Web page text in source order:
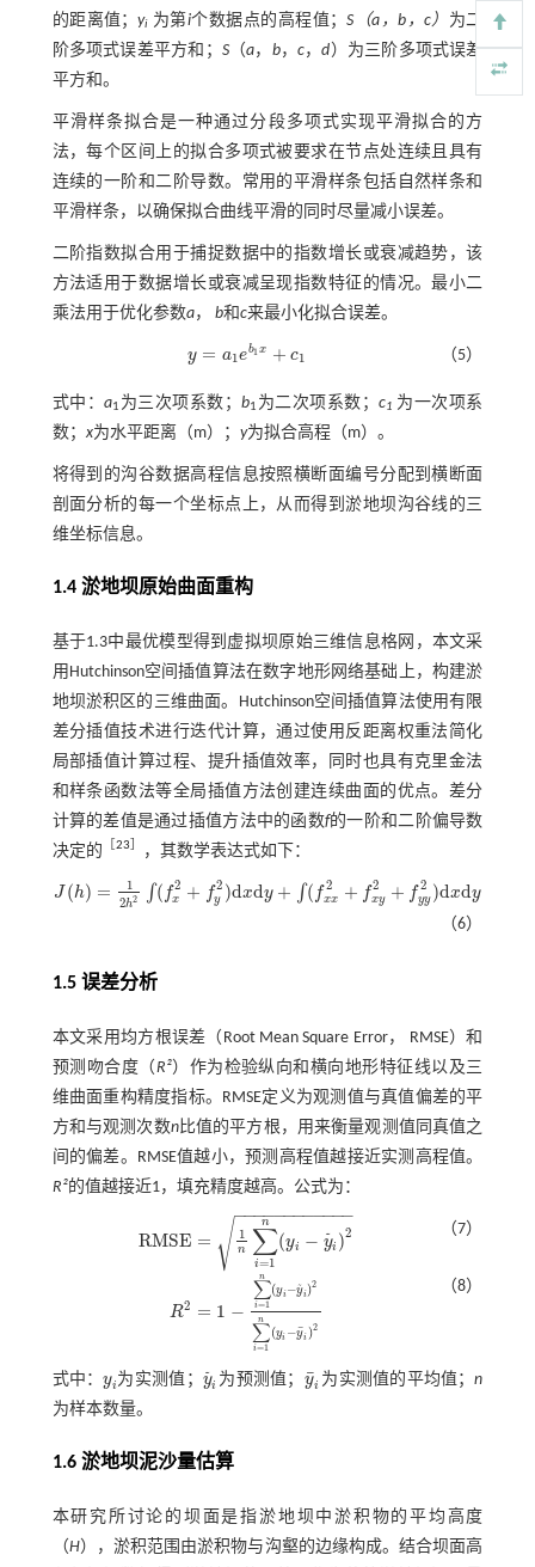
的距离值；yi 为第i个数据点的高程值；S（a，b，c） 为二
阶多项式误差平方和； S（a， b， c，d）为三阶多项式误差
平方和。
平滑样条拟合是一种通过分段多项式实现平滑拟合的方
法，每个区间上的拟合多项式被要求在节点处连续且具有
连续的一阶和二阶导数。常用的平滑样条包括自然样条和
平滑样条，以确保拟合曲线平滑的同时尽量减小误差。
二阶指数拟合用于捕捉数据中的指数增长或衰减趋势，该
方法适用于数据增长或衰减呈现指数特征的情况。最小二
乘法用于优化参数a， b和c来最小化拟合误差。
y = a1eb1 x + c1
y= a1 eb1x+c 1 （5）
式中：a1 为三次项系数； b1 为二次项系数； c1 为一次项系
数； x为水平距离（m）； y为拟合高程（m）。
将得到的沟谷数据高程信息按照横断面编号分配到横断面
剖面分析的每一个坐标点上，从而得到淤地坝沟谷线的三
维坐标信息。
1.4 淤地坝原始曲面重构
基于1.3中最优模型得到虚拟坝原始三维信息格网，本文采
用Hutchinson空间插值算法在数字地形网络基础上，构建淤
地坝淤积区的三维曲面。Hutchinson空间插值算法使用有限
差分插值技术进行迭代计算，通过使用反距离权重法简化
局部插值计算过程、提升插值效率，同时也具有克里金法
和样条函数法等全局插值方法创建连续曲面的优点。差分
计算的差值是通过插值方法中的函数f的一阶和二阶偏导数
决定的 ［23］ ，其数学表达式如下：
J (h) =
1
2h2 ∫( f2
x + f2
y )dxdy + ∫( f2
xx + f2
xy + f2
yy )dxdy
J( h)=1 2h 2∫(fx +f y2) dxdy+ ∫(fxx2+f xy2 + fyy2)dxd y
（6）
1.5 误差分析
本文采用均方根误差（Root Mean Square Error， RMSE）和
预测吻合度（R²）作为检验纵向和横向地形特征线以及三
维曲面重构精度指标。RMSE定义为观测值与真值偏差的平
方和与观测次数n比值的平方根，用来衡量观测值同真值之
间的偏差。RMSE值越小，预测高程值越接近实测高程值。
R²的值越接近1，填充精度越高。公式为：
RMSE = 1
n ∑
i=1
n
(yi − y
˜
i )2
− −
−−−−−−−−−−
√
RMSE=1 n∑ = 1 n(y -y i)2
（7）
R2 = 1 −
∑
i=1
n
(yi−y˜
i)2
∑
i=1
n
(yi −y¯i)2
R2= 1-∑i= 1n (yi-y˜i)2∑i=1
（8）
式中：yi
yi 为实测值； y
˜
i
y˜ i为预测值； y
¯i
y¯ 为实测值的平均值；n
为样本数量。
1.6 淤地坝泥沙量估算
本研究所讨论的坝面是指淤地坝中淤积物的平均高度
（H），淤积范围由淤积物与沟壑的边缘构成。结合坝面高